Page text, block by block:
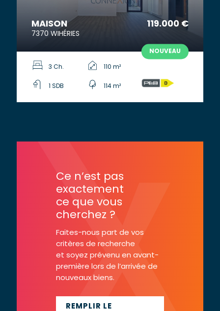
MAISON 119.000 €
7370 WIHÉRIES
NOUVEAU
3 Ch. 110 m²
1 SDB 114 m²
Ce n’est pas
exactement
ce que vous
cherchez ?
Faites-nous part de vos
critères de recherche
et soyez prévenu en avant-
première lors de l’arrivée de
nouveaux biens.
REMPLIR LE